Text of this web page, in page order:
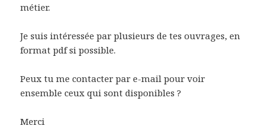
métier.
Je suis intéressée par plusieurs de tes ouvrages, en
format pdf si possible.
Peux tu me contacter par e-mail pour voir
ensemble ceux qui sont disponibles ?
Merci